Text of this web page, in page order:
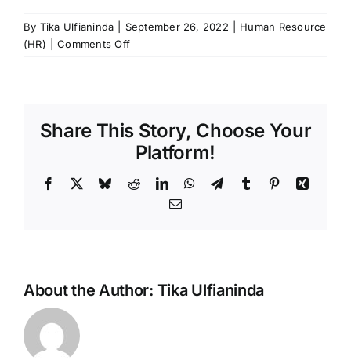
By Tika Ulfianinda September 26, 2022
Human Resource
(HR)
Comments Offon
Keuntungannya
Share This Story, Choose Your
Platform!
Facebook BlueskyRedditLinkedInWhatsApp
TelegramTumblr PinterestXing
Email
About the Author: Tika Ulfianinda